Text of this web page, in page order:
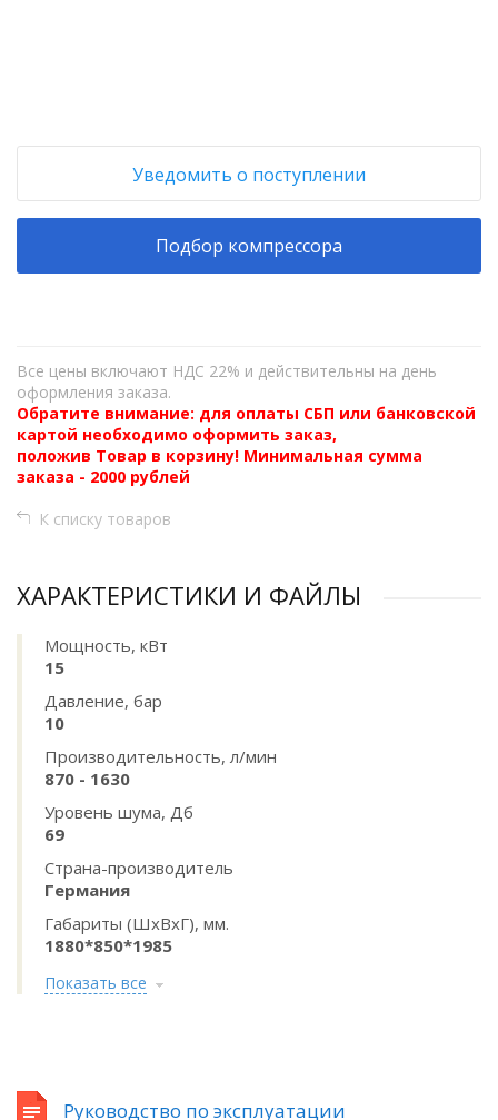
Уведомить о поступлении
Подбор компрессора
Все цены включают НДС 22% и действительны на день
оформления заказа.
Обратите внимание: для оплаты СБП или банковской
картой необходимо оформить заказ,
положив Товар в корзину! Минимальная сумма
заказа - 2000 рублей
К списку товаров
ХАРАКТЕРИСТИКИ И ФАЙЛЫ
Мощность, кВт
15
Давление, бар
10
Производительность, л/мин
870 - 1630
Уровень шума, Дб
69
Страна-производитель
Германия
Габариты (ШхВхГ), мм.
1880*850*1985
Показать все
Руководство по эксплуатации